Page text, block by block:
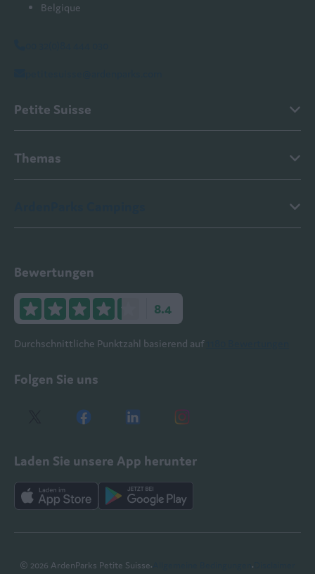
Belgique
Petite Suisse
Themas
Bewertungen
8.4
Durchschnittliche Punktzahl basierend auf
Folgen Sie uns
Laden Sie unsere App herunter
© 2026 ArdenParks Petite Suisse· ·